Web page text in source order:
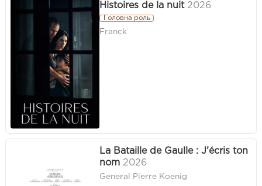
Histoires de la nuit 2026
Головна роль
Franck
La Bataille de Gaulle : J’écris ton
nom 2026
General Pierre Koenig